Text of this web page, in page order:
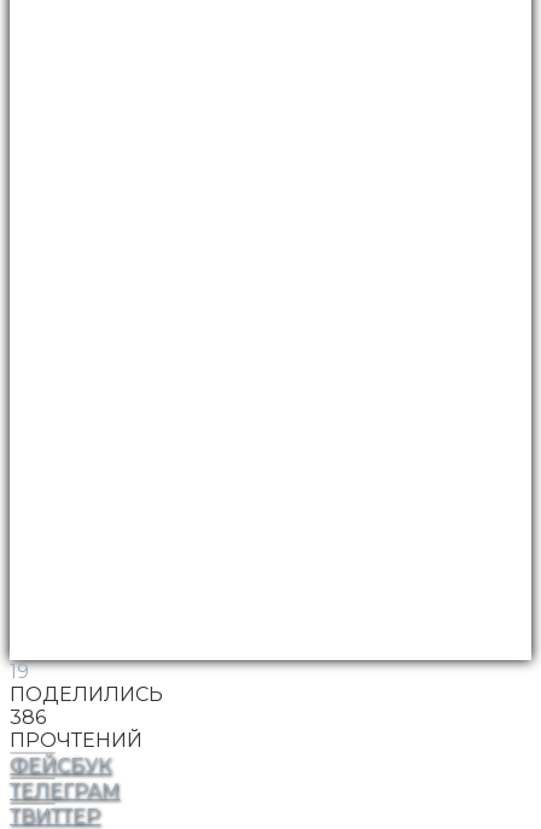
19
ПОДЕЛИЛИСЬ
386
ПРОЧТЕНИЙ
ФЕЙСБУК
ТЕЛЕГРАМ
ТВИТТЕР